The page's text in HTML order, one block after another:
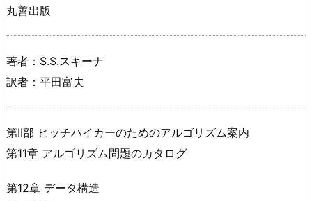
丸善出版
著者：S.S.スキーナ
訳者：平田富夫
第II部 ヒッチハイカーのためのアルゴリズム案内
第11章 アルゴリズム問題のカタログ
第12章 データ構造